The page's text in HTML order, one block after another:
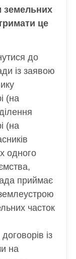
земельних
це
до
із заявою
(на
(на
одного
приймає
часток
із
на